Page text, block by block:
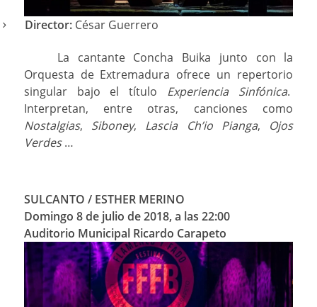
Director: César Guerrero
La cantante Concha Buika junto con la
Orquesta de Extremadura ofrece un repertorio
singular bajo el título Experiencia Sinfónica.
Interpretan, entre otras, canciones como
Nostalgias, Siboney, Lascia Ch’io Pianga, Ojos
Verdes…
SULCANTO / ESTHER MERINO
Domingo 8 de julio de 2018, a las 22:00
Auditorio Municipal Ricardo Carapeto